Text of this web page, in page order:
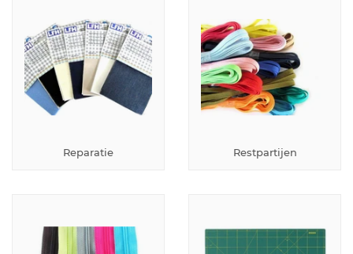
Reparatie Restpartijen